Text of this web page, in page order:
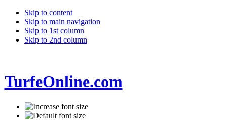
Skip to content
Skip to main navigation
Skip to 1st column
Skip to 2nd column
TurfeOnline.com